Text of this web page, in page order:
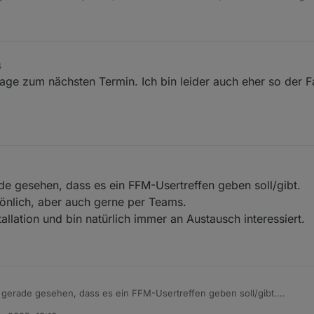
(WET)
month on first Monday starting 03.02
zum nächsten Termin. Ich bin leider auch eher so der
gesehen, dass es ein FFM-Usertreffen geben soll/gibt.
aber auch gerne per Teams.
und bin natürlich immer an Austausch interessiert.
gesehen, dass es ein FFM-Usertreffen geben soll/gibt.